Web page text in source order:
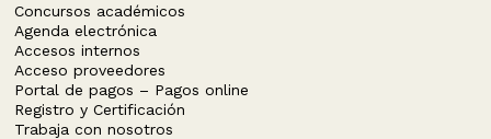
Concursos académicos
Agenda electrónica
Accesos internos
Acceso proveedores
Portal de pagos – Pagos online
Registro y Certificación
Trabaja con nosotros